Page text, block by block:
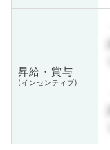
昇給・賞与
(インセンティブ)